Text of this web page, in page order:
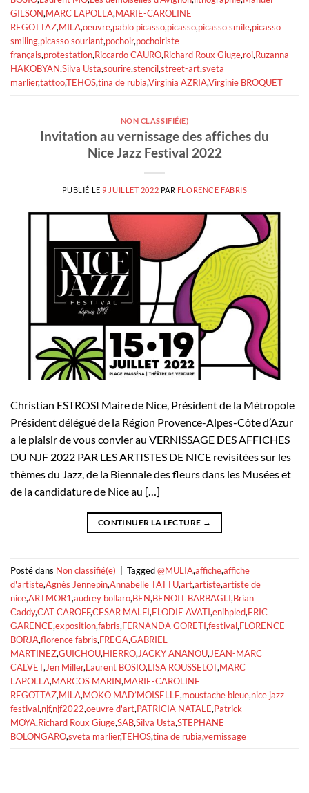
GILSON,MARC LAPOLLA,MARIE-CAROLINE
REGOTTAZ,MILA,oeuvre,pablo picasso,picasso,picasso smile,picasso
smiling,picasso souriant,pochoir,pochoiriste
français,protestation,Riccardo CAURO,Richard Roux Giuge,roi,Ruzanna
HAKOBYAN,Silva Usta,sourire,stencil,street-art,sveta
marlier,tattoo,TEHOS,tina de rubia,Virginia AZRIA,Virginie BROQUET
NON CLASSIFIÉ(E)
Invitation au vernissage des affiches du
Nice Jazz Festival 2022
PUBLIÉ LE9 JUILLET 2022 PAR FLORENCE FABRIS
Christian ESTROSI Maire de Nice, Président de la Métropole
Président délégué de la Région Provence-Alpes-Côte d’Azur
a le plaisir de vous convier au VERNISSAGE DES AFFICHES
DU NJF 2022 PAR LES ARTISTES DE NICE revisitées sur les
thèmes du Jazz, de la Biennale des fleurs dans les Musées et
de la candidature de Nice au […]
CONTINUER LA LECTURE →
Posté dans Non classifié(e) Tagged@MULIA,affiche,affiche
d'artiste,Agnès Jennepin,Annabelle TATTU,art,artiste,artiste de
nice,ARTMOR1,audrey bollaro,BEN,BENOIT BARBAGLI,Brian
Caddy,CAT CAROFF,CESAR MALFI,ELODIE AVATI,enihpled,ERIC
GARENCE,exposition,fabris,FERNANDA GORETI,festival,FLORENCE
BORJA,florence fabris,FREGA,GABRIEL
MARTINEZ,GUICHOU,HIERRO,JACKY ANANOU,JEAN-MARC
CALVET,Jen Miller,Laurent BOSIO,LISA ROUSSELOT,MARC
LAPOLLA,MARCOS MARIN,MARIE-CAROLINE
REGOTTAZ,MILA,MOKO MAD’MOISELLE,moustache bleue,nice jazz
festival,njf,njf2022,oeuvre d'art,PATRICIA NATALE,Patrick
MOYA,Richard Roux Giuge,SAB,Silva Usta,STEPHANE
BOLONGARO,sveta marlier,TEHOS,tina de rubia,vernissage